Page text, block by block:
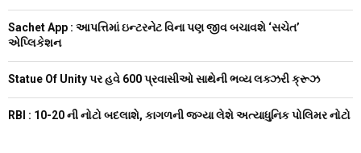
Sachet App : આપત્તિમાં ઇન્ટરનેટ વિના પણ જીવ બચાવશે ‘સચેત’
એપ્લિકેશન
Statue Of Unity પર હવે 600 પ્રવાસીઓ સાથેની ભવ્ય લક્ઝરી ક્રૂઝ
RBI : ₹10-20 ની નોટો બદલાશે, કાગળની જગ્યા લેશે અત્યાધુનિક પોલિમર નોટો